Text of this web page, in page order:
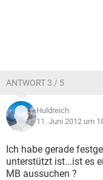
ANTWORT 3 / 5
Huldreich
11. Juni 2012 um
Ich habe gerade
unterstützt ist...ist es
MB aussuchen ?